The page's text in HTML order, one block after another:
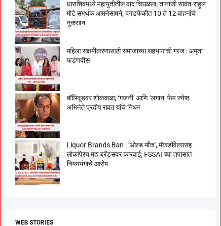
धाराशिवमध्ये महायुतीतील वाद चिघळला; तानाजी सावंत-राहुल
मोटे समर्थक आमनेसामने, दगडफेकीत 10 ते 12 वाहनांचे
नुकसान
महिला सक्षमीकरणासाठी समाजाच्या सहभागाची गरज : अमृता
फडणवीस
बॉलिवूडवर शोककळा; ‘गजनी’ आणि ‘लगान’ फेम ज्येष्ठ
अभिनेते प्रदीप रावत यांचे निधन
Liquor Brands Ban : ‘ओल्ड मॉंक’, मॅकडॉवेल्ससह
लोकप्रिय मद्य ब्रँड्सवर कारवाई; FSSAI च्या तपासात
नियमभंगाचे आरोप
WEB STORIES